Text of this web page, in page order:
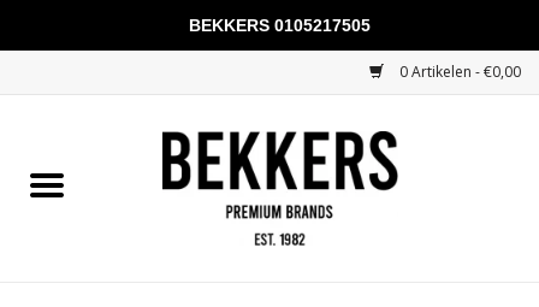
0 Artikelen - €0,00
Mannen
BEKKERS 0105217505